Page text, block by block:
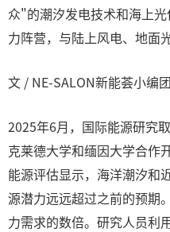
众"的潮汐发电技术和海上
力阵营，与陆上风电、地面
文 / NE-SALON新能荟小编团
2025年6月，国际能源研究
克莱德大学和缅因大学合作
能源评估显示，海洋潮汐和
源潜力远远超过之前的预期
力需求的数倍。研究人员利